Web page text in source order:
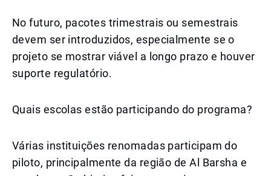
No futuro, pacotes trimestrais ou semestrais
devem ser introduzidos, especialmente se o
projeto se mostrar viável a longo prazo e houver
suporte regulatório.
Quais escolas estão participando do programa?
Várias instituições renomadas participam do
piloto, principalmente da região de Al Barsha e